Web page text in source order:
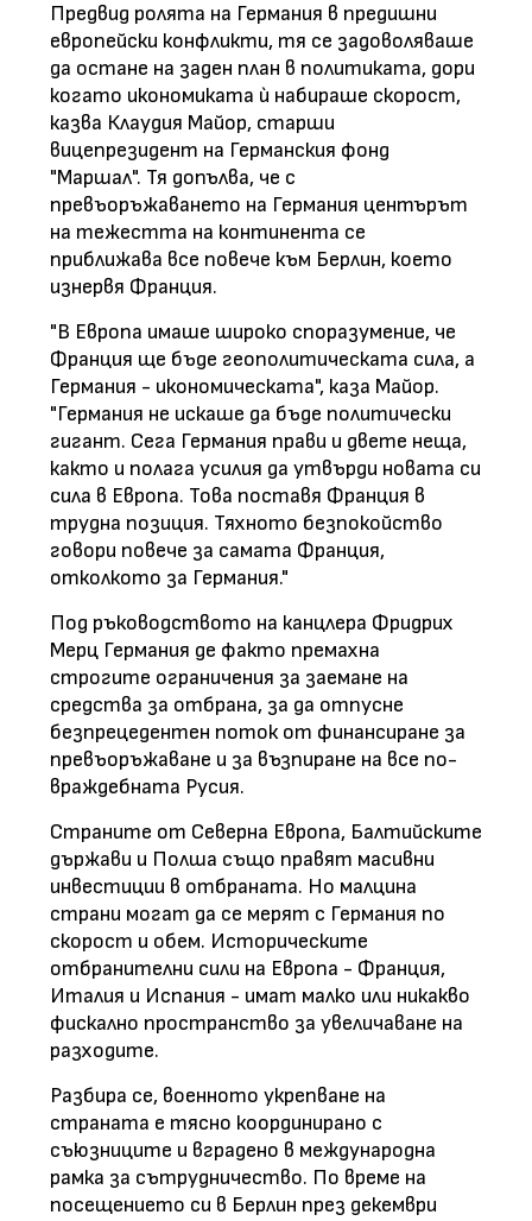
Предвид ролята на Германия в предишни
европейски конфликти, тя се задоволяваше
да остане на заден план в политиката, дори
когато икономиката ѝ набираше скорост,
казва Клаудия Майор, старши
вицепрезидент на Германския фонд
"Маршал". Тя допълва, че с
превъоръжаването на Германия центърът
на тежестта на континента се
приближава все повече към Берлин, което
изнервя Франция.
"В Европа имаше широко споразумение, че
Франция ще бъде геополитическата сила, а
Германия - икономическата", каза Майор.
"Германия не искаше да бъде политически
гигант. Сега Германия прави и двете неща,
както и полага усилия да утвърди новата си
сила в Европа. Това поставя Франция в
трудна позиция. Тяхното безпокойство
говори повече за самата Франция,
отколкото за Германия."
Под ръководството на канцлера Фридрих
Мерц Германия де факто премахна
строгите ограничения за заемане на
средства за отбрана, за да отпусне
безпрецедентен поток от финансиране за
превъоръжаване и за възпиране на все по-
враждебната Русия.
Страните от Северна Европа, Балтийските
държави и Полша също правят масивни
инвестиции в отбраната. Но малцина
страни могат да се мерят с Германия по
скорост и обем. Историческите
отбранителни сили на Европа - Франция,
Италия и Испания - имат малко или никакво
фискално пространство за увеличаване на
разходите.
Разбира се, военното укрепване на
страната е тясно координирано с
съюзниците и вградено в международна
рамка за сътрудничество. По време на
посещението си в Берлин през декември